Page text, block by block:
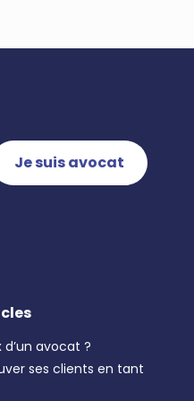
Je suis avocat
avocat ?
ses clients en tant